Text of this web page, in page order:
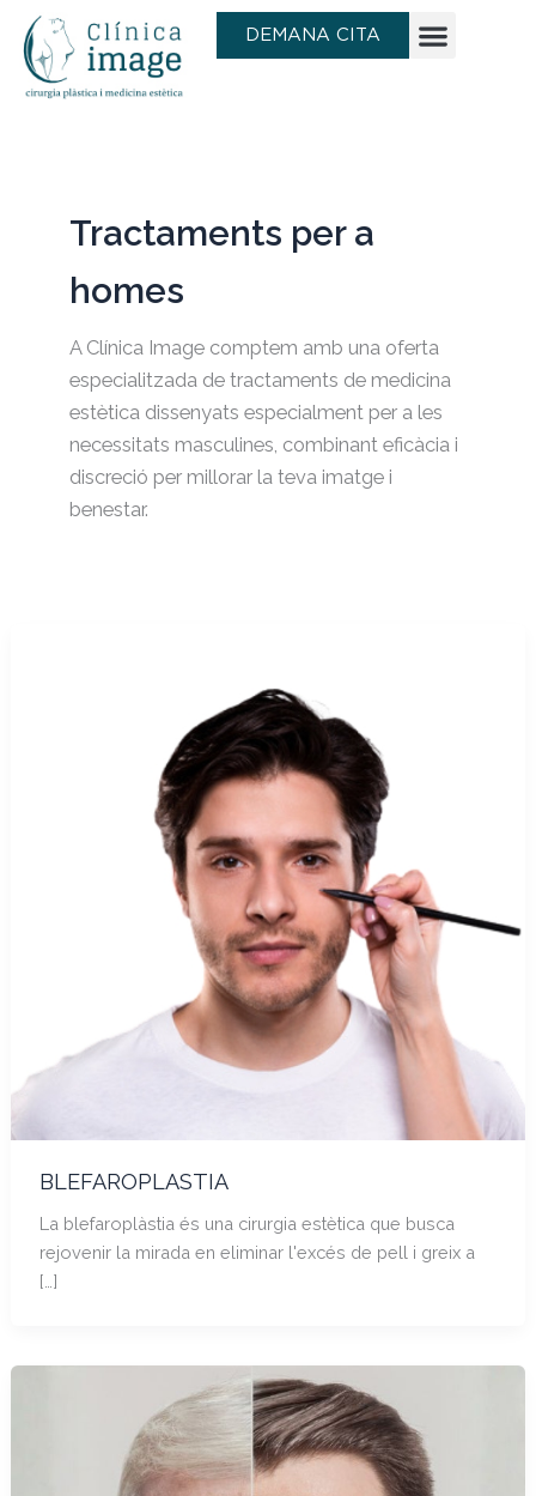
Saltar
contingut
DEMANA CITA
Tractaments per a
homes
A Clínica Image comptem amb una oferta
especialitzada de tractaments de medicina
estètica dissenyats especialment per a les
necessitats masculines, combinant eficàcia i
discreció per millorar la teva imatge i
benestar.
BLEFAROPLASTIA
La blefaroplàstia és una cirurgia estètica que busca
rejovenir la mirada en eliminar l'excés de pell i greix a
[…]